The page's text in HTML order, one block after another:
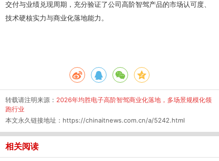
交付与业绩兑现周期，充分验证了公司高阶智驾产品的市场认可度、
技术硬核实力与商业化落地能力。
转载请注明来源： 2026年均胜电子高阶智驾商业化落地，多场景规模化领
跑行业
本文永久链接地址： https://chinaitnews.com.cn/a/5242.html
相关阅读